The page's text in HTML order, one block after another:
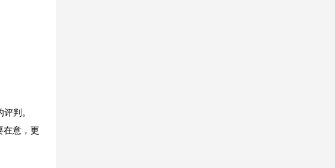
判。
在意，更